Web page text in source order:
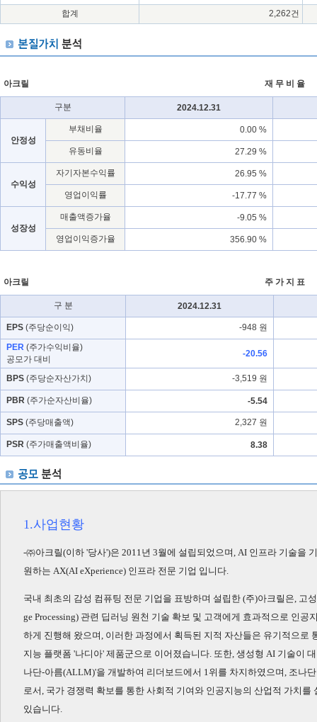
합계
2,262건
아크릴 재 무 비 율
구분 2024.12.31
안정성
부채비율 0.00 %
유동비율 27.29 %
수익성
자기자본수익률 26.95 %
영업이익률 -17.77 %
성장성
매출액증가율 -9.05 %
영업이익증가율 356.90 %
아크릴 주 가 지 표
구 분 2024.12.31
EPS (주당순이익)
-948 원
PER (주가수익비율)
공모가 대비
-20.56
BPS (주당순자산가치) -3,519 원
PBR (주가순자산비율) -5.54
SPS (주당매출액) 2,327 원
PSR (주가매출액비율) 8.38
1.사업현황
-㈜아크릴(이하 '당사')은 2011년 3월에 설립되었으며, AI 인프라 기술을
원하는 AX(AI eXperience) 인프라 전문 기업 입니다.
국내 최초의 감성 컴퓨팅 전문 기업을 표방하며 설립한 (주)아크릴은, 고
ge Processing) 관련 딥러닝 원천 기술 확보 및 고객에게 효과적으로 인
하게 진행해 왔으며, 이러한 과정에서 획득된 지적 자산들은 유기적으로
지능 플랫폼 '나디아' 제품군으로 이어졌습니다. 또한, 생성형 AI 기술이
나단-아름(ALLM)'을 개발하여 리더보드에서 1위를 차지하였으며, 조나
로서, 국가 경쟁력 확보를 통한 사회적 기여와 인공지능의 산업적 가치
있습니다.